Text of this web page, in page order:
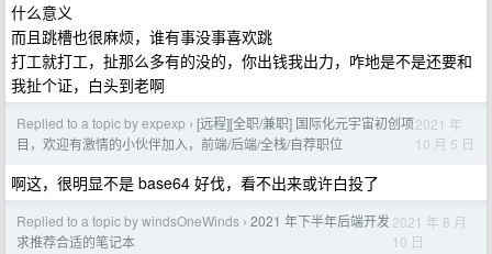
什么意义
而且跳槽也很麻烦，谁有事没事喜欢跳
打工就打工，扯那么多有的没的，你出钱我出力，咋地是不是还要和
我扯个证，白头到老啊
Replied to a topic by expexp › [远程][全职/兼职] 国际化元宇宙初创项
目，欢迎有激情的小伙伴加入，前端/后端/全栈/自荐职位
2021 年
10 月 5 日
啊这，很明显不是 base64 好伐，看不出来或许白投了
Replied to a topic by windsOneWinds › 2021 年下半年后端开发
求推荐合适的笔记本
2021 年 8 月
10 日